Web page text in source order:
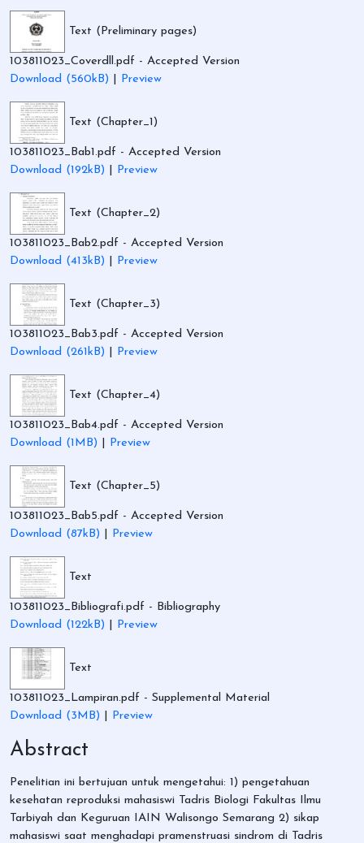
Text (Preliminary pages)
103811023_Coverdll.pdf - Accepted Version
Download (560kB)
Preview
Text (Chapter_1)
103811023_Bab1.pdf - Accepted Version
Download (192kB)
Preview
Text (Chapter_2)
103811023_Bab2.pdf - Accepted Version
Download (413kB)
Preview
Text (Chapter_3)
103811023_Bab3.pdf - Accepted Version
Download (261kB)
Preview
Text (Chapter_4)
103811023_Bab4.pdf - Accepted Version
Download (1MB)
Preview
Text (Chapter_5)
103811023_Bab5.pdf - Accepted Version
Download (87kB)
Preview
Text
103811023_Bibliografi.pdf - Bibliography
Download (122kB)
Preview
Text
103811023_Lampiran.pdf - Supplemental Material
Download (3MB)
Preview
Abstract
Penelitian ini bertujuan untuk mengetahui: 1) pengetahuan
kesehatan reproduksi mahasiswi Tadris Biologi Fakultas Ilmu
Tarbiyah dan Keguruan IAIN Walisongo Semarang 2) sikap
mahasiswi saat menghadapi pramenstruasi sindrom di Tadris